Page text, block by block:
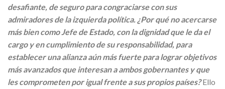
desafiante, de seguro para congraciarse con sus
admiradores de la izquierda política. ¿Por qué no acercarse
más bien como Jefe de Estado, con la dignidad que le da el
cargo y en cumplimiento de su responsabilidad, para
establecer una alianza aún más fuerte para lograr objetivos
más avanzados que interesan a ambos gobernantes y que
les comprometen por igual frente a sus propios países?Ello